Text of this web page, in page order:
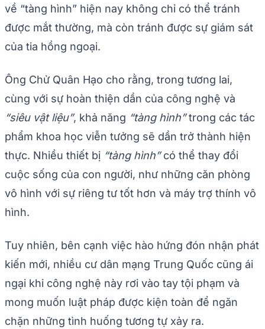
về “tàng hình” hiện nay không chỉ có thể tránh
được mắt thường, mà còn tránh được sự giám sát
của tia hồng ngoại.
Ông Chử Quân Hạo cho rằng, trong tương lai,
cùng với sự hoàn thiện dần của công nghệ và
“siêu vật liệu”, khả năng “tàng hình”trong các tác
phẩm khoa học viễn tưởng sẽ dần trở thành hiện
thực. Nhiều thiết bị “tàng hình”có thể thay đổi
cuộc sống của con người, như những căn phòng
vô hình với sự riêng tư tốt hơn và máy trợ thính vô
hình.
Tuy nhiên, bên cạnh việc hào hứng đón nhận phát
kiến mới, nhiều cư dân mạng Trung Quốc cũng ái
ngại khi công nghệ này rơi vào tay tội phạm và
mong muốn luật pháp được kiện toàn để ngăn
chặn những tình huống tương tự xảy ra.